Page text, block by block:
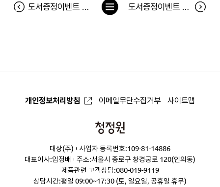
도서증정이벤트 <오늘 같은 날 청바지를 입다니 경솔했다> 당첨자 도서증정이벤트 <죽음의 에티켓> 당첨자
목
개인정보처리방침 이메일무단수집거부 사이트맵
청
원
대상(주)
사업자 등록번호:109-81-14886
대표이사:임정배
주소:서울시 종로구 창경궁로 120(인의동)
제품관련 고객상담:080-019-9119
상담시간:평일 09:00~17:30 (토, 일요일, 공휴일 휴무)